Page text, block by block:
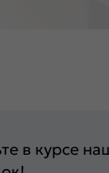
в курсе